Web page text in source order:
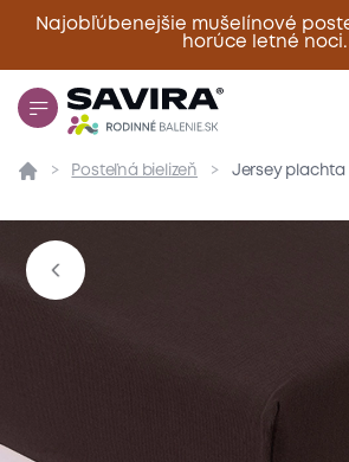
Najobľúbenejšie mušelínové
horúce letné noci.
Prehľad Parametre Popis
Posteľná bielizeň Jersey plachta